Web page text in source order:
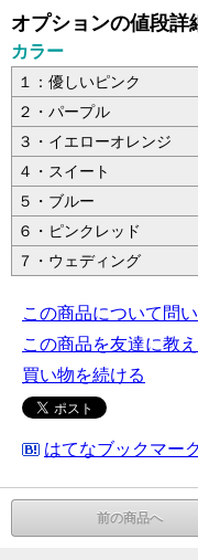
オプションの値段詳
カラー
１：優しいピンク
２・パープル
３・イエローオレンジ
４・スイート
５・ブルー
６・ピンクレッド
７・ウェディング
この商品について問
この商品を友達に教
買い物を続ける
はてなブックマー
前の商品へ